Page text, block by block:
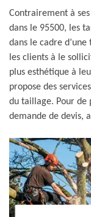
Contrairement à
dans le 95500, les
dans le cadre
les clients à le
plus esthétique à
propose des
du taillage. Pour de
demande de devis,